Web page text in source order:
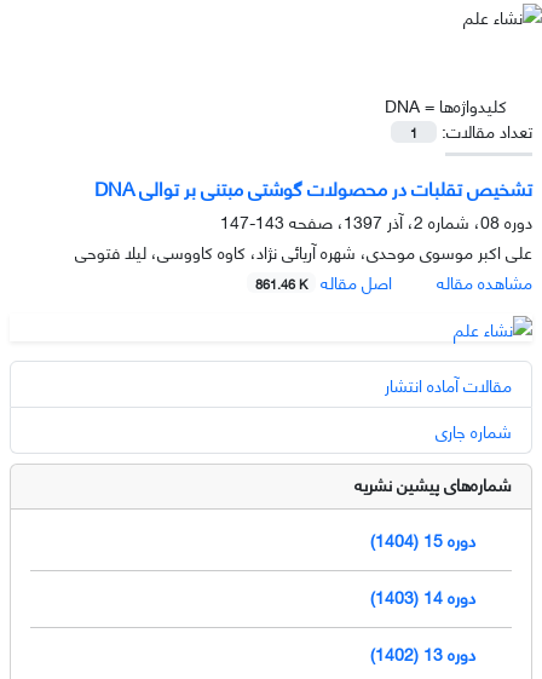
کلیدواژه‌ها =DNA
تعداد مقالات:
1
تشخیص تقلبات در محصولات گوشتی مبتنی بر توالی DNA
دوره 08، شماره 2، آذر 1397، صفحه
143-147
علی اکبر موسوی موحدی، شهره آریائی نژاد، کاوه کاووسی، لیلا فتوحی
مشاهده مقاله
اصل مقاله 861.46 K
مقالات آماده انتشار
شماره جاری
شماره‌های پیشین نشریه
دوره 15 (1404)
دوره 14 (1403)
دوره 13 (1402)